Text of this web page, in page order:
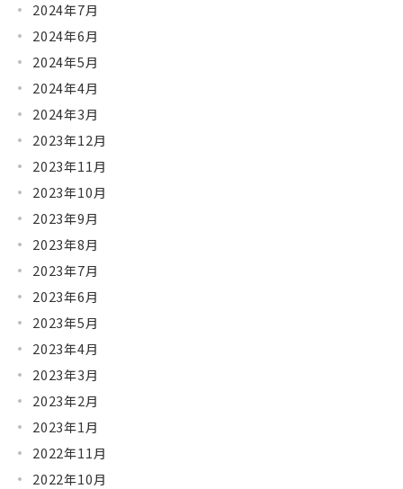
2024年7月
2024年6月
2024年5月
2024年4月
2024年3月
2023年12月
2023年11月
2023年10月
2023年9月
2023年8月
2023年7月
2023年6月
2023年5月
2023年4月
2023年3月
2023年2月
2023年1月
2022年11月
2022年10月